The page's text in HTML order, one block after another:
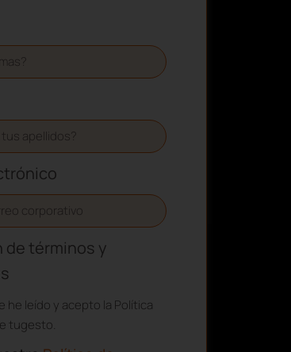
de términos y
he leído y acepto la Política
tugesto.